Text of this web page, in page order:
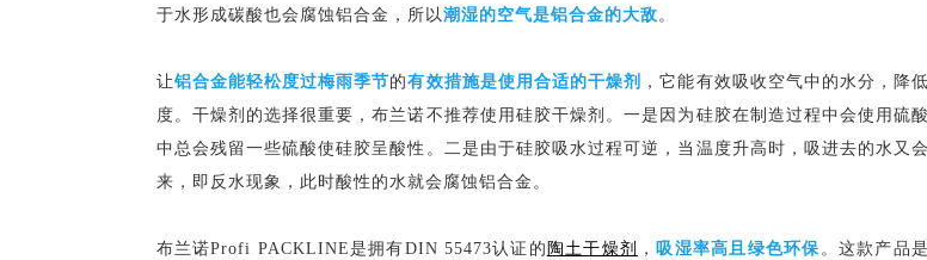
于水形成碳酸也会腐蚀铝合金，所以潮湿的空气是铝合金的大敌。
让铝合金能轻松度过梅雨季节的有效措施是使用合适的干燥剂
，它能有效吸收空气中的水分，降
度。干燥剂的选择很重要，布兰诺不推荐使用硅胶干燥剂。一是因为硅胶在制造过程中会使用硫
中总会残留一些硫酸使硅胶呈酸性。二是由于硅胶吸水过程可逆，当温度升高时，吸进去的水又
来，即反水现象，此时酸性的水就会腐蚀铝合金。
布兰诺Profi PACKLINE是拥有DIN 55473认证的 陶土干燥剂 ，吸湿率高且绿色环保。这款产品